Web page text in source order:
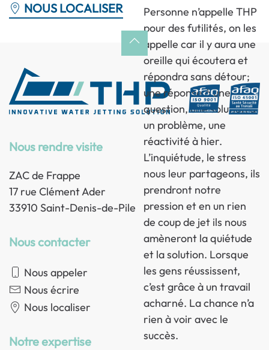
Personne n’appelle THP
pour des futilités, on les
appelle car il y aura une
oreille qui écoutera et
répondra sans détour;
une réponse à une
question, une solution à
un problème, une
réactivité à hier.
L’inquiétude, le stress
nous leur partageons, ils
prendront notre
pression et en un rien
de coup de jet ils nous
amèneront la quiétude
et la solution. Lorsque
les gens réussissent,
c’est grâce à un travail
acharné. La chance n’a
rien à voir avec le
succès.
NOUS LOCALISER
Nous rendre visite
ZAC de Frappe
17 rue Clément Ader
33910 Saint-Denis-de-Pile
Nous contacter
Nous appeler
Nous écrire
Nous localiser
Notre expertise